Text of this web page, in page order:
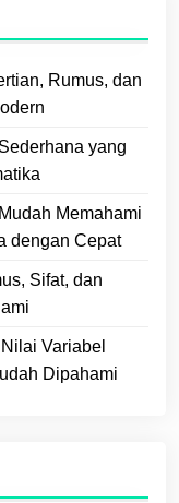
Rumus, dan
yang
Memahami
dengan Cepat
Sifat, dan
Variabel
Dipahami